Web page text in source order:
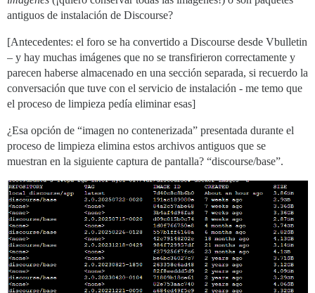
antiguos de instalación de Discourse?
[Antecedentes: el foro se ha convertido a Discourse desde Vbulletin
– y hay muchas imágenes que no se transfirieron correctamente y
parecen haberse almacenado en una sección separada, si recuerdo la
conversación que tuve con el servicio de instalación - me temo que
el proceso de limpieza pedía eliminar esas]
¿Esa opción de “imagen no contenerizada” presentada durante el
proceso de limpieza elimina estos archivos antiguos que se
muestran en la siguiente captura de pantalla? “discourse/base”.